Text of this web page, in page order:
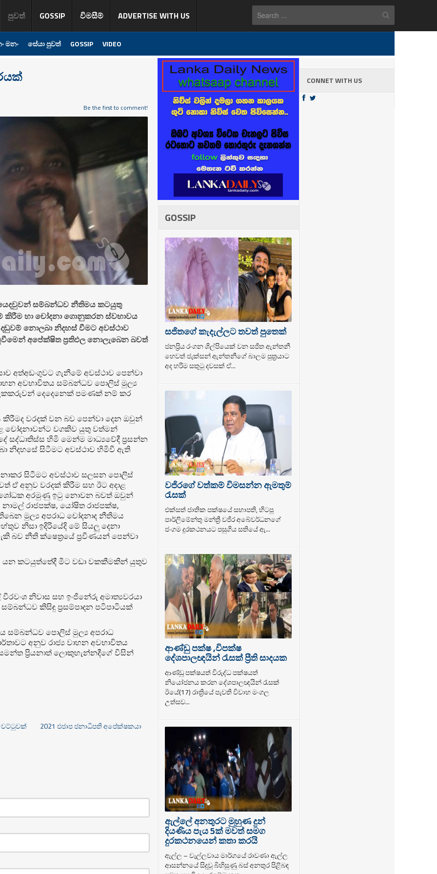
පුවත් GOSSIP විමසීම් ADVERTISE WITH US
මනං සේයා පුවත් GOSSIP VIDEO
Be the first to comment!
යෙදවුවන් සම්බන්ධව නීතිමය කටයුතු
කිරීම හා චෝදනා ගොනුකරන ස්වභාවය
නොලබා නිදහස් වීමට අවස්ථාව
අපේක්ෂිත ප්‍රතිඵල නොලැබෙන බවත්
අත්අඩංගුවට ගැනීමේ අවස්ථාව පෙන්වා
අවභාවිතය සම්බන්ධව පොලිස් මුල්‍ය
දෙදෙනෙක් පමණක් නම් කර
වරදක් වන බව පෙන්වා දෙන ඔවුන්
චෝදනාවන්ට වගකිව යුතු වත්මන්
සද්ධාතිස්ස හිමි මෙන්ම මාධ්‍යවේදී ප්‍රසන්න
නිදහසේ සිටීමට අවස්ථාව හිමිවී ඇති
සිටීමට අවස්ථාව සලසන පොලිස්
ඒ අනුව වරදක් කිරීම සහ ඊට අදාළ
ශෝධක අරමුණු ඉටු නොවන බවත් ඔවුන්
නාමල් රාජපක්ෂ, යෝෂිත රාජපක්ෂ,
මුල්‍ය අපරාධ චෝදනාද නීතිමය
නිසා ඉදිරියේදි මේ සියලු දෙනා
බව නීති ක්ෂෙත්‍රයේ ප්‍රවීණයන් පෙන්වා
කටයුත්තේදී මීට වඩා වකකීමකින් යුතුව
නිවාස සහ ඉංජිනේරු අමාත්‍යවරයා
කිසිඳු ප්‍රසම්පාදන පටිපාටියක්
සම්බන්ධව පොලිස් මුල්‍ය අපරාධ
අනුව රාජ්‍ය වාහන අවභාවිතය
ප්‍රියනාත් ලොකුහැන්නදීගේ විසින්
2021 එජාප ජනාධිපති අපේක්ෂකයා
GOSSIP
සජිතගේ කැදැල්ලට තවත් පුතෙක්
ජනප්‍රිය රංගන ශිල්පියෙක් වන සජිත ඇන්තනී
හෙවත් ජැක්සන් ඇන්තනීගේ බාලම පුත්‍රයාට
අද හරිම සතුටු දවසක් ඒ...
වජිරගේ වත්කම් විමසන්න ඇමතුම්
රැසක්
එක්සත් ජාතික පක්ෂයේ සභාපති, හිටපු
පාර්ලිමේන්තු මන්ත්‍රී වජිර අබේවර්ධනගේ
ජංගම දුරකථනයට පසුගිය සතියේ ඇ...
ආණ්ඩු පක්ෂ ,විපක්ෂ
දේශපාලඥයින් රැසක් ප්‍රීති සාදයක
ආණ්ඩු පක්ෂයත් විරුද්ධ පක්ෂයත්
නියෝජනය කරන දේශපාලඥයින් රැසක්
ඊයේ(17) රාත්‍රියේ පැවති විවාහ මංගල
උත්සව...
ඇල්ලේ අනතුරට මුහුණ දුන්
දියණිය පැය 5ක් මවත් සමග
දුරකථනයෙන් කතා කරයි
ඇල්ල – වැල්ලවාය මාර්ගයේ රාවණා ඇල්ල
ආසන්නයේ සිදුවූ බිහිසුණු බස් අනතුර පිළිබඳ
CONNET WITH US